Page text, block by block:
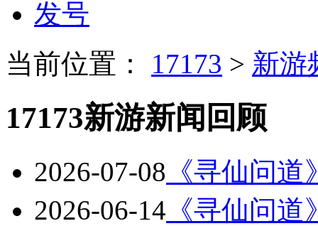
发号
当前位置： 17173 > 新游
17173新游新闻回顾
2026-07-08 《寻仙问
2026-06-14 《寻仙问